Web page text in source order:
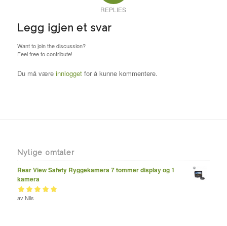
REPLIES
Legg igjen et svar
Want to join the discussion?
Feel free to contribute!
Du må være innloggetfor å kunne kommentere.
Nylige omtaler
Rear View Safety Ryggekamera 7 tommer display og 1
kamera
Vurdert
av Nils